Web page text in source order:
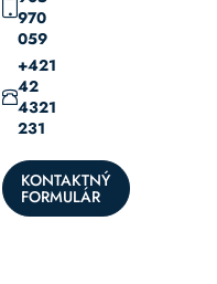
970
059
+421
42
4321
231
KONTAKTNÝ
FORMULÁR